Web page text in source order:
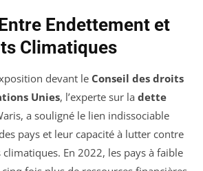
Endettement et
Climatiques
devant le Conseil des droits
Unies, l’experte sur la dette
a souligné le lien indissociable
pays et leur capacité à lutter contre
En 2022, les pays à faible